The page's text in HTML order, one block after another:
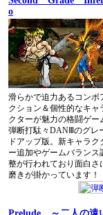
o
滑らかで迫力あるコンボ
クション＆個性的なキャ
クターが魅力の格闘ゲー
弾断打駄々DANⅢのグレ
ドアップ版。新キャラク
ー追加やゲームバランス
整が行われており面白さ
磨きが掛かっています！